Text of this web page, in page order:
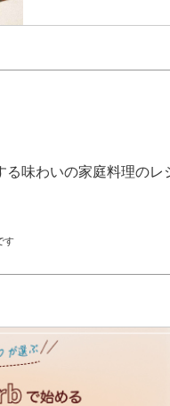
味わいの家庭料理のレ
す